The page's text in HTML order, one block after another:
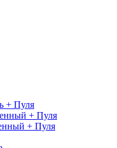
+ Пуля
+ Пуля
+ Пуля